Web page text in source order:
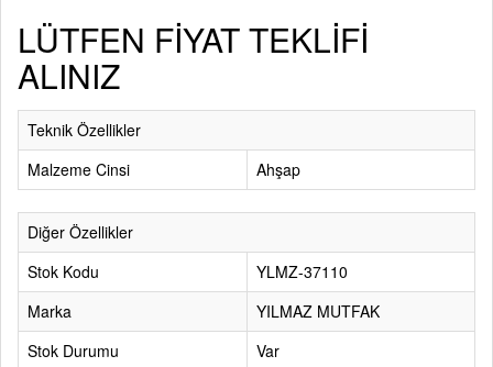
LÜTFEN FİYAT TEKLİFİ
ALINIZ
Teknik Özellikler
Malzeme Cinsi
Ahşap
Diğer Özellikler
Stok Kodu
YLMZ-37110
Marka
YILMAZ MUTFAK
Stok Durumu
Var